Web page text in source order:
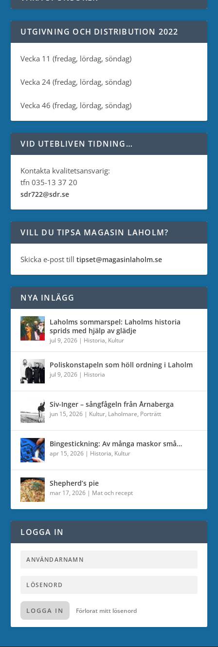
UTGIVNING OCH DISTRIBUTION 2022
Vecka 11 (fredag, lördag, söndag)
Vecka 24 (fredag, lördag, söndag)
Vecka 46 (fredag, lördag, söndag)
VID UTEBLIVEN TIDNING…
Kontakta kvalitetsansvarig:
tfn 035-13 37 20
sdr722@sdr.se
VILL DU TIPSA MAGASIN LAHOLM?
Skicka e-post tilltipset@magasinlaholm.se
NYA INLÄGG
Laholms sommarspel: Laholms historia
sprids med hjälp av glädje
jul 9, 2026 | Historia, Kultur
Poliskonstapeln som höll ordning i Laholm
jul 9, 2026 | Historia
Siv-Inger – sångfågeln från Årnaberga
jun 15, 2026 | Kultur, Laholmare, Porträtt
Bingestickning: Av många maskor små…
apr 15, 2026 | Historia, Kultur
Shepherd’s pie
mar 17, 2026 | Mat och recept
LOGGA IN
LOGGA IN Förlorat mitt lösenord